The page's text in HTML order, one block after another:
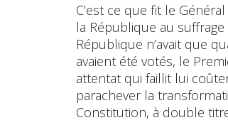
C’est ce que fit le
la République au
République n’avait que
avaient été votés, le
attentat qui faillit lui
parachever la
Constitution, à double